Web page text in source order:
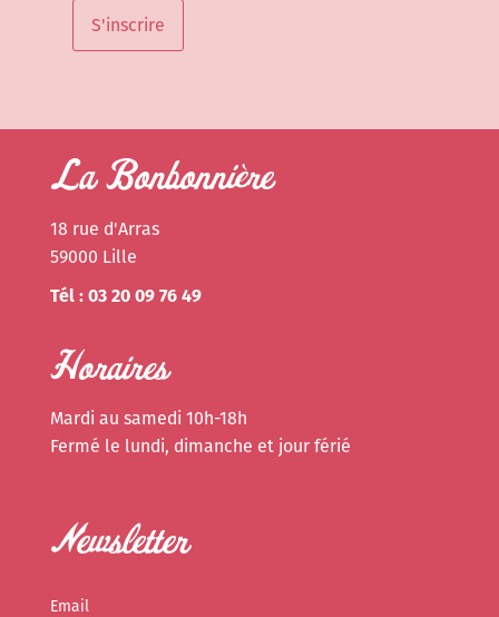
S'inscrire
La Bonbonnière
18 rue d'Arras
59000 Lille
Tél : 03 20 09 76 49
Horaires
Mardi au samedi 10h-18h
Fermé le lundi, dimanche et jour férié
Newsletter
Email